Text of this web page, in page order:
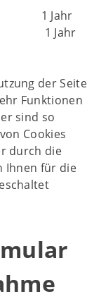
1 Jahr
1 Jahr
der Seite
Funktionen
sind so
Cookies
durch die
Ihnen für die